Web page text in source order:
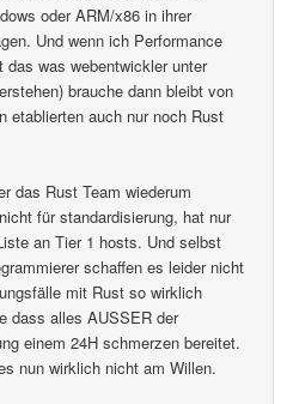
oder ARM/x86 in ihrer
Und wenn ich Performance
das was webentwickler unter
brauche dann bleibt von
etablierten auch nur noch Rust
das Rust Team wiederum
für standardisierung, hat nur
an Tier 1 hosts. Und selbst
schaffen es leider nicht
mit Rust so wirklich
dass alles AUSSER der
einem 24H schmerzen bereitet.
nun wirklich nicht am Willen.